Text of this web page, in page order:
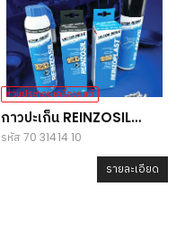
ส่วนประกอบเครื่องยนต์
กาวปะเก็น REINZOSIL
70ml.
รหัส 70 31414 10
รายละเอียด